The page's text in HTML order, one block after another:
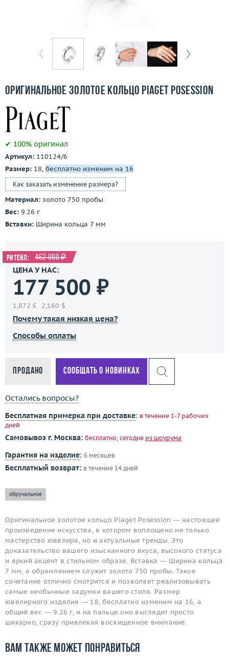
О компании
3D-тур по шоуруму
Оригинальное золотое кольцо Piaget Posession
✔ 100% оригинал
Артикул: 110124/6
Размер: 18, бесплатно изменим на 16
Как заказать изменение размера?
Материал: золото 750 пробы
Вес: 9.26 г
Вставки: Ширина кольца 7 мм
Ритейл: 462 000 ₽
ЦЕНА У НАС:
177 500 ₽
1,872 € 2,160 $
Почему такая низкая цена?
Способы оплаты
Продано Сообщать о новинках
Остались вопросы?
Бесплатная примерка при доставке: в течение 1-7 рабочих
дней
Самовывоз г. Москва: бесплатно, сегодня из шоурума
Гарантия на изделие: 6 месяцев
Бесплатный возврат: в течение 14 дней
обручальное
Оригинальное золотое кольцо Piaget Posession — настоящее
произведение искусства, в котором воплощено не только
мастерство ювелира, но и актуальные тренды. Это
доказательство вашего изысканного вкуса, высокого статуса
и яркий акцент в стильном образе. Вставка — Ширина кольца
7 мм, а обрамлением служит золото 750 пробы. Такое
сочетание отлично смотрится и позволяет реализовывать
самые необычные задумки вашего стиля. Размер
ювелирного изделия — 18, бесплатно изменим на 16, а
общий вес — 9.26 г, и на пальце оно выглядит просто
шикарно, сразу привлекая восхищенное внимание.
Вам также может понравиться